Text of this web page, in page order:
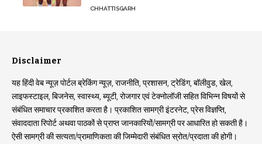
CHHATTISGARH
Disclaimer
यह हिंदी वेब न्यूज़ पोर्टल ब्रेकिंग न्यूज़, राजनीति, प्रशासन, ट्रेडिंग, बॉलीवुड, खेल,
लाइफस्टाइल, बिजनेस, स्वास्थ्य, ब्यूटी, रोजगार एवं टेक्नोलॉजी सहित विभिन्न विषयों से
संबंधित समाचार प्रकाशित करता है। प्रकाशित सामग्री इंटरनेट, प्रेस विज्ञप्ति,
संवाददाता रिपोर्ट अथवा पाठकों से प्राप्त जानकारियों/सामग्री पर आधारित हो सकती है।
ऐसी सामग्री की सत्यता/प्रामाणिकता की जिम्मेदारी संबंधित स्रोत/प्रदाता की होगी।